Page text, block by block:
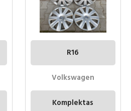
R16
Volkswagen
Komplektas